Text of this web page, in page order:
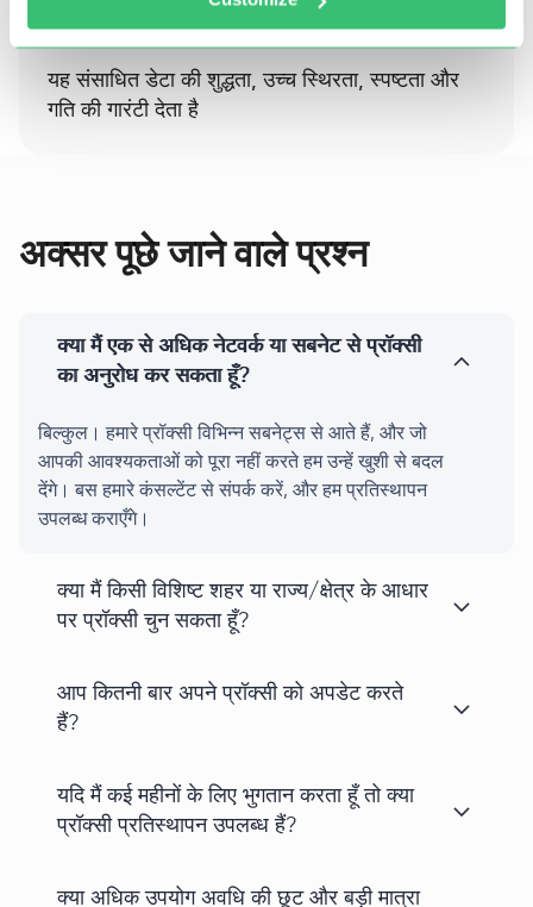
अन्य धोखाधड़ी या गैरकानूनी गतिविधियों का उपयोग करने की
संभावना शामिल नहीं है।
यह संसाधित डेटा की शुद्धता, उच्च स्थिरता, स्पष्टता और
गति की गारंटी देता है
अक्सर पूछे जाने वाले प्रश्न
क्या मैं एक से अधिक नेटवर्क या सबनेट से प्रॉक्सी
का अनुरोध कर सकता हूँ?
बिल्कुल। हमारे प्रॉक्सी विभिन्न सबनेट्स से आते हैं, और जो
आपकी आवश्यकताओं को पूरा नहीं करते हम उन्हें खुशी से बदल
देंगे। बस हमारे कंसल्टेंट से संपर्क करें, और हम प्रतिस्थापन
उपलब्ध कराएँगे।
क्या मैं किसी विशिष्ट शहर या राज्य/क्षेत्र के आधार
पर प्रॉक्सी चुन सकता हूँ?
आप कितनी बार अपने प्रॉक्सी को अपडेट करते
हैं?
यदि मैं कई महीनों के लिए भुगतान करता हूँ तो क्या
प्रॉक्सी प्रतिस्थापन उपलब्ध हैं?
क्या अधिक उपयोग अवधि की छूट और बड़ी मात्रा